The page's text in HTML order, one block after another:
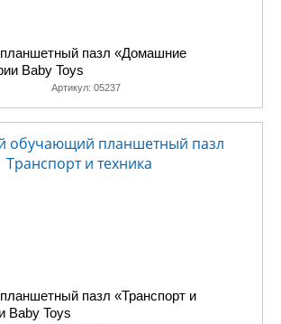
пазл «Домашние
Baby Toys
Артикул: 05237
пазл «Транспорт и
Baby Toys